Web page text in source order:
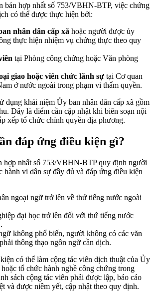
bản hợp nhất số 753/VBHN-BTP, việc chứng
có thể được thực hiện bởi:
nhân dân cấp xã hoặc người được ủy
thực hiện nhiệm vụ chứng thực theo quy
tại Phòng công chứng hoặc Văn phòng
giao hoặc viên chức lãnh sự tại Cơ quan
ở nước ngoài trong phạm vi thẩm quyền.
dụng khái niệm Ủy ban nhân dân cấp xã gồm
Đây là điểm cần cập nhật khi biên soạn nội
xếp tổ chức chính quyền địa phương.
đáp ứng điều kiện gì?
hợp nhất số 753/VBHN-BTP quy định người
hành vi dân sự đầy đủ và đáp ứng điều kiện
ngoại ngữ trở lên về thứ tiếng nước ngoài
đại học trở lên đối với thứ tiếng nước
không phổ biến, người không có các văn
thông thạo ngôn ngữ cần dịch.
có thể làm cộng tác viên dịch thuật của Ủy
tổ chức hành nghề công chứng trong
sách cộng tác viên phải được lập, báo cáo
và được niêm yết, cập nhật theo quy định.